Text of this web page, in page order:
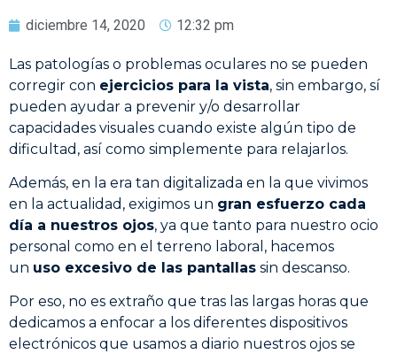
diciembre 14, 2020 12:32 pm
Las patologías o problemas oculares no se pueden
corregir con ejercicios para la vista, sin embargo, sí
pueden ayudar a prevenir y/o desarrollar
capacidades visuales cuando existe algún tipo de
dificultad, así como simplemente para relajarlos.
Además, en la era tan digitalizada en la que vivimos
en la actualidad, exigimos un gran esfuerzo cada
día a nuestros ojos, ya que tanto para nuestro ocio
personal como en el terreno laboral, hacemos
un uso excesivo de las pantallas sin descanso.
Por eso, no es extraño que tras las largas horas que
dedicamos a enfocar a los diferentes dispositivos
electrónicos que usamos a diario nuestros ojos se